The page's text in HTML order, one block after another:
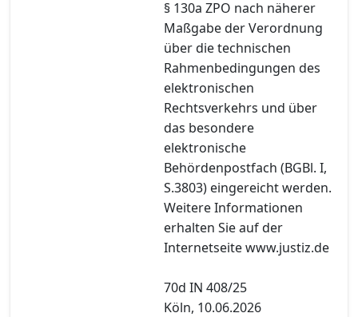
§ 130a ZPO nach näherer
Maßgabe der Verordnung
über die technischen
Rahmenbedingungen des
elektronischen
Rechtsverkehrs und über
das besondere
elektronische
Behördenpostfach (BGBl. I,
S.3803) eingereicht werden.
Weitere Informationen
erhalten Sie auf der
Internetseite www.justiz.de
70d IN 408/25
Köln, 10.06.2026